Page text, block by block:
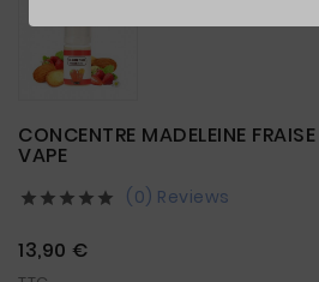
CONCENTRE MADELEINE
VAPE
     (0) Reviews
13,90 €